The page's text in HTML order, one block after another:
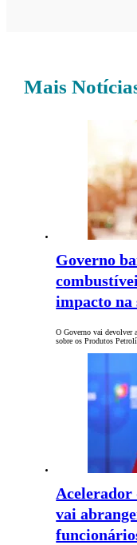
Mais
Governo
impacto na
O Governo vai devolver
sobre os Produtos
Acelerador
vai